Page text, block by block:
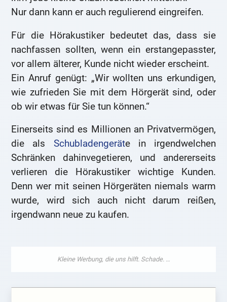
Nur dann kann er auch regulierend eingreifen.
Für die Hörakustiker bedeutet das, dass sie
nachfassen sollten, wenn ein erstangepasster,
vor allem älterer, Kunde nicht wieder erscheint.
Ein Anruf genügt: „Wir wollten uns erkundigen,
wie zufrieden Sie mit dem Hörgerät sind, oder
ob wir etwas für Sie tun können.“
Einerseits sind es Millionen an Privatvermögen,
die als Schubladengeräte in irgendwelchen
Schränken dahinvegetieren, und andererseits
verlieren die Hörakustiker wichtige Kunden.
Denn wer mit seinen Hörgeräten niemals warm
wurde, wird sich auch nicht darum reißen,
irgendwann neue zu kaufen.